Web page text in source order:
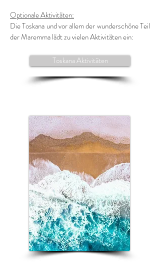
Optionale Aktivitäten:
Die Toskana und vor allem der wunderschöne Teil
der Maremma lädt zu vielen Aktivitäten ein:
Toskana Aktivitäten